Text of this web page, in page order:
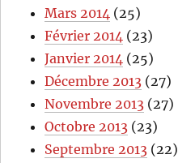
Mars 2014 (25)
Février 2014 (23)
Janvier 2014 (25)
Décembre 2013 (27)
Novembre 2013 (27)
Octobre 2013 (23)
Septembre 2013 (22)